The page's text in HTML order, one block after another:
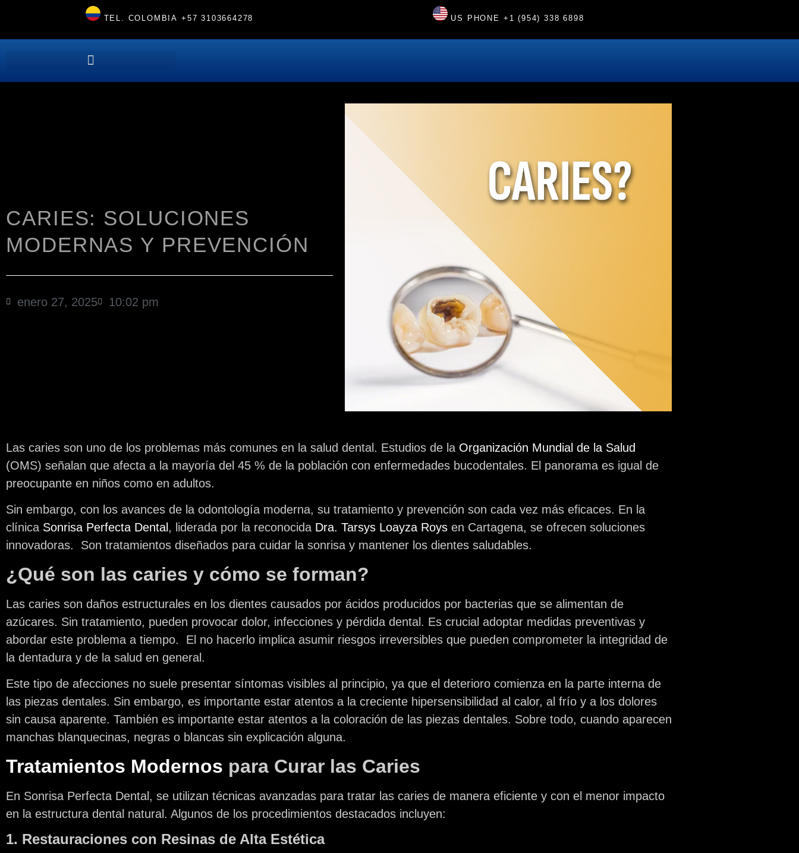
TEL. COLOMBIA +57 3103664278 US PHONE +1 (954) 338 6898
CARIES: SOLUCIONES
MODERNAS Y PREVENCIÓN
enero 27, 2025 10:02 pm
Las caries son uno de los problemas más comunes en la salud dental. Estudios de la Organización Mundial de la Salud
(OMS) señalan que afecta a la mayoría del 45 % de la población con enfermedades bucodentales. El panorama es igual de
preocupante en niños como en adultos.
Sin embargo, con los avances de la odontología moderna, su tratamiento y prevención son cada vez más eficaces. En la
clínica Sonrisa Perfecta Dental , liderada por la reconocida Dra. Tarsys Loayza Roys en Cartagena, se ofrecen soluciones
innovadoras. Son tratamientos diseñados para cuidar la sonrisa y mantener los dientes saludables.
¿Qué son las caries y cómo se forman?
Las caries son daños estructurales en los dientes causados por ácidos producidos por bacterias que se alimentan de
azúcares. Sin tratamiento, pueden provocar dolor, infecciones y pérdida dental. Es crucial adoptar medidas preventivas y
abordar este problema a tiempo. El no hacerlo implica asumir riesgos irreversibles que pueden comprometer la integridad de
la dentadura y de la salud en general.
Este tipo de afecciones no suele presentar síntomas visibles al principio, ya que el deterioro comienza en la parte interna de
las piezas dentales. Sin embargo, es importante estar atentos a la creciente hipersensibilidad al calor, al frío y a los dolores
sin causa aparente. También es importante estar atentos a la coloración de las piezas dentales. Sobre todo, cuando aparecen
manchas blanquecinas, negras o blancas sin explicación alguna.
Tratamientos Modernos para Curar las Caries
En Sonrisa Perfecta Dental, se utilizan técnicas avanzadas para tratar las caries de manera eficiente y con el menor impacto
en la estructura dental natural. Algunos de los procedimientos destacados incluyen:
1. Restauraciones con Resinas de Alta Estética